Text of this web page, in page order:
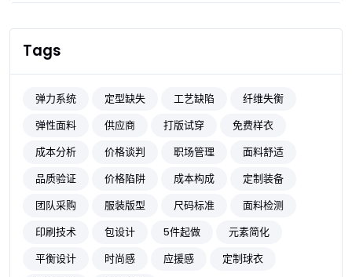
Tags
弹力系统 定型缺失 工艺缺陷
纤维失衡
弹性面料
供应商 打版试穿
免费样衣
成本分析
价格谈判 职场管理
面料舒适
品质验证
价格陷阱 成本构成
定制装备
团队采购
服装版型 尺码标准
面料检测
印刷技术
包设计 5件起做
元素简化
平衡设计
时尚感 应援感
定制球衣